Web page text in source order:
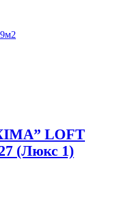
LOFT
(Люкс 1)